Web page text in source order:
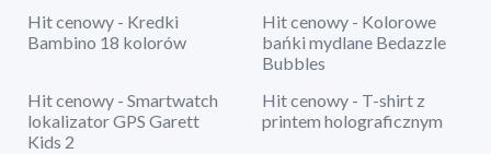
Hit cenowy - Kredki
Bambino 18 kolorów
Hit cenowy - Kolorowe
bańki mydlane Bedazzle
Bubbles
Hit cenowy - Smartwatch
lokalizator GPS Garett
Kids 2
Hit cenowy - T-shirt z
printem holograficznym